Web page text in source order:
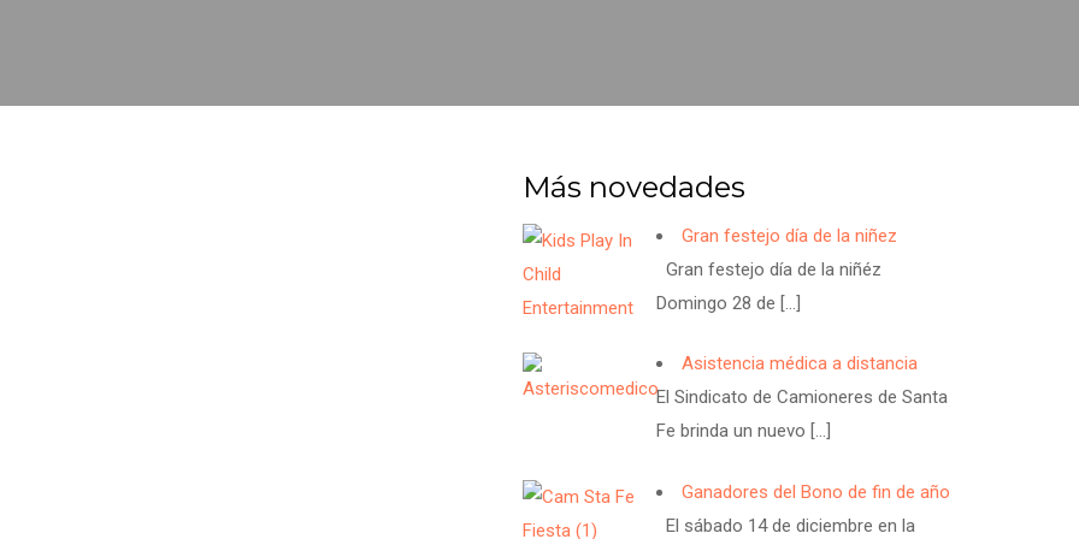
Más novedades
Gran festejo día de la niñez
Gran festejo día de la niñéz
Domingo 28 de […]
Asistencia médica a distancia
El Sindicato de Camioneres de Santa
Fe brinda un nuevo […]
Ganadores del Bono de fin de año
El sábado 14 de diciembre en la